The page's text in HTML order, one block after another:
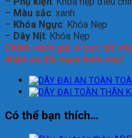
– Màu sắc: xanh
– Khóa Ngực: Khóa Nẹp
– Dây Nịt: Khóa Nẹp
Chính sách giá sỉ cực tốt
nhận ưu đãi ngay hôm nay!
Có thể bạn thích…